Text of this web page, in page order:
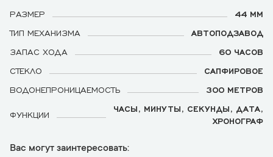
РАЗМЕР
44 ММ
ТИП МЕХАНИЗМА
АВТОПОДЗАВОД
ЗАПАС ХОДА
60 ЧАСОВ
СТЕКЛО
САПФИРОВОЕ
ВОДОНЕПРОНИЦАЕМОСТЬ
300 МЕТРОВ
ФУНКЦИИ
ЧАСЫ, МИНУТЫ, СЕКУНДЫ, ДАТА,
ХРОНОГРАФ
Вас могут заинтересовать